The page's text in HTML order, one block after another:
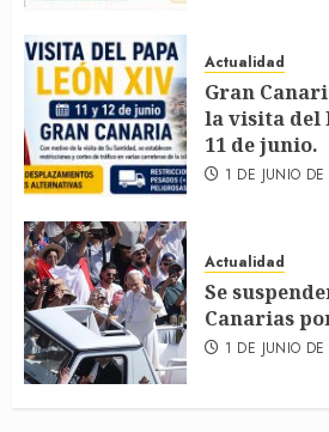
Actualidad
Gran
la visita del
11 de junio.
1 DE JUNIO
Actualidad
Se
Canarias
1 DE JUNIO